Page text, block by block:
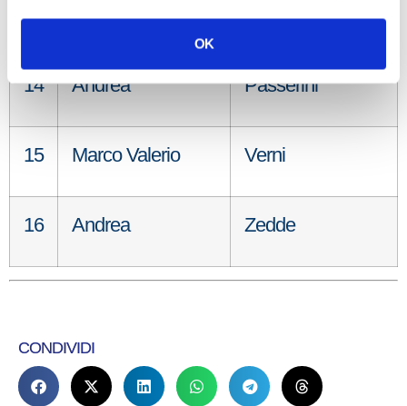
OK
13 Alessio Orfei
14 Andrea Passerini
15 Marco Valerio Verni
16 Andrea Zedde
CONDIVIDI